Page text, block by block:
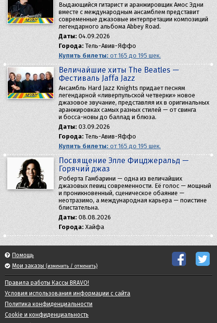
Выдающийся гитарист и аранжировщик Амос Эдни
вместе с международным ансамблем представит
современные джазовые интерпретации композиций
легендарного альбома Abbey Road.
Даты: 04.09.2026
Города: Тель-Авив-Яффо
Купить билеты: от 165 до 195 шек.
Величайшие хиты The Beatles —
Фестиваль Jaffa Jazz
Ансамбль Hard Jazz Knights придает песням
легендарной «ливерпульской четверки» новое
джазовое звучание, представляя их в оригинальных
аранжировках самых разных стилей — от свинга
и босса-новы до баллад и блюза.
Даты: 03.09.2026
Города: Тель-Авив-Яффо
Купить билеты: от 165 до 195 шек.
Посвящение Элле Фицджеральд —
Горячий джаз
Роберта Гамбарини — одна из величайших
джазовых певиц современности. Её голос — мощный
и проникновенный, сценическое обаяние —
неотразимо, а международная карьера — поистине
блистательна.
Даты: 08.08.2026
Города: Хайфа
Помощь
Мои заказы (изменить / отменить)
Правила работы Кассы BRAVO!
Условия использования информации с сайта
Политика конфиденциальности
Cookie и конфиденциальность